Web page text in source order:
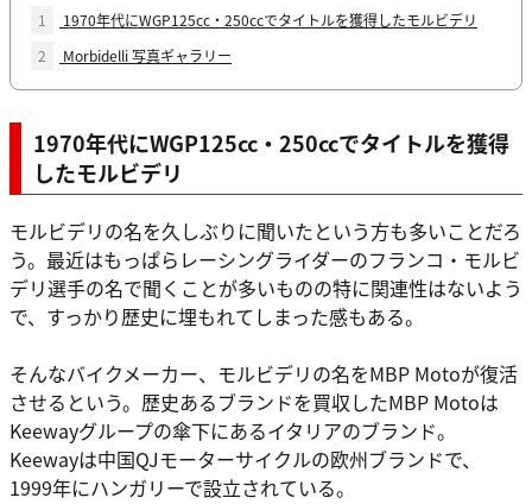
1
1970年代にWGP125cc・250ccでタイトルを獲得したモルビデリ
2
Morbidelli 写真ギャラリー
1970年代にWGP125cc・250ccでタイトルを獲得
したモルビデリ
モルビデリの名を久しぶりに聞いたという方も多いことだろ
う。最近はもっぱらレーシングライダーのフランコ・モルビ
デリ選手の名で聞くことが多いものの特に関連性はないよう
で、すっかり歴史に埋もれてしまった感もある。
そんなバイクメーカー、モルビデリの名をMBP Motoが復活
させるという。歴史あるブランドを買収したMBP Motoは
Keewayグループの傘下にあるイタリアのブランド。
Keewayは中国QJモーターサイクルの欧州ブランドで、
1999年にハンガリーで設立されている。